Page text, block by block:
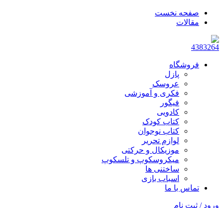
صفحه نخست
مقالات
فروشگاه
پازل
عروسک
فکری و آموزشی
فیگور
کادویی
کتاب کودک
کتاب نوجوان
لوازم تحریر
موزیکال و حرکتی
میکروسکوپ و تلسکوپ
ساختنی ها
اسباب بازی
تماس با ما
ورود / ثبت نام